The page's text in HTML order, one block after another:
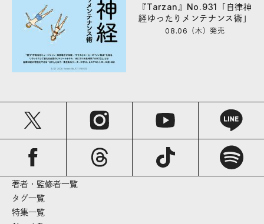
『Tarzan』No.931「自律神
経ゆったりメンテナンス術」
08.06（木）発売
著者・監修者一覧
タグ一覧
特集一覧